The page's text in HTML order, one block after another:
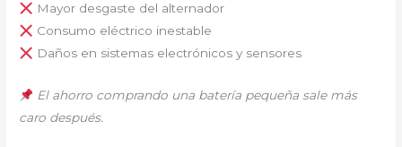
Mayor desgaste del alternador
Consumo eléctrico inestable
Daños en sistemas electrónicos y sensores
El ahorro comprando una batería pequeña sale más
caro después.